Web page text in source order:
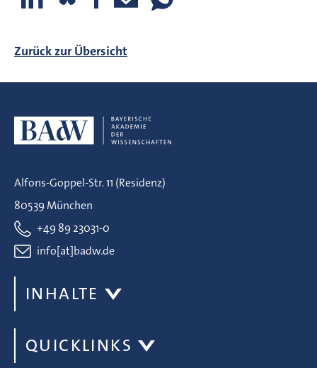
Zurück zur Übersicht
Alfons-Goppel-Str. 11 (Residenz)
80539 München
+49 89 23031-0
info[at]badw.de
INHALTE
QUICKLINKS